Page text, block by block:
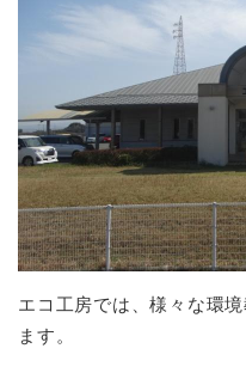
エコ工房では、様々な環
ます。